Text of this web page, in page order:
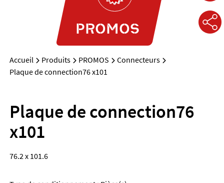
PROMOS
Accueil Produits PROMOS
Connecteurs
Plaque de connection76 x101
Plaque de connection76
x101
76.2 x 101.6